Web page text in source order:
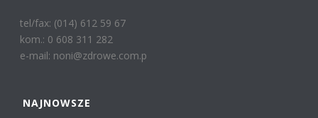
tel/fax: (014) 612 59 67
kom.: 0 608 311 282
e-mail: noni@zdrowe.com.p
NAJNOWSZE